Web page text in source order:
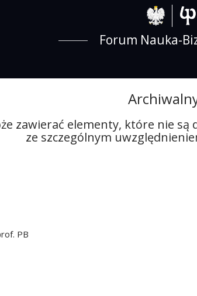
Forum Nauka-
zawierać elementy, które nie
ze szczególnym
PB